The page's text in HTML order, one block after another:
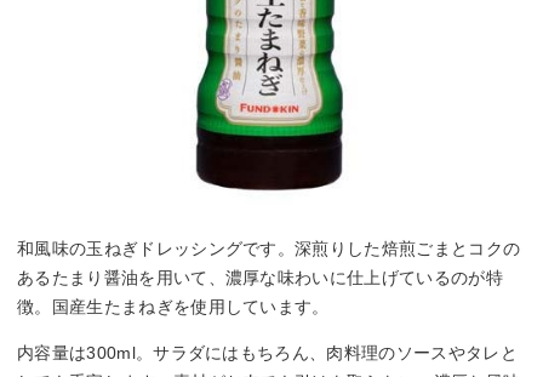
和風味の玉ねぎドレッシングです。深煎りした焙煎ごまとコクの
あるたまり醤油を用いて、濃厚な味わいに仕上げているのが特
徴。国産生たまねぎを使用しています。
内容量は300ml。サラダにはもちろん、肉料理のソースやタレと